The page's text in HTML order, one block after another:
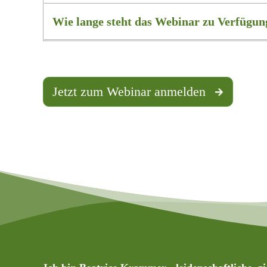
Wie lange steht das Webinar zu
Jetzt zum Webinar anmelden